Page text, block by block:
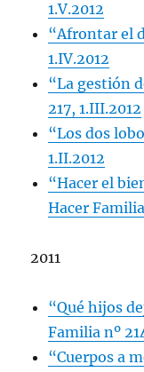
1.V.2012
“Afrontar el
1.IV.2012
“La gestión
217, 1.III.2012
“Los dos
1.II.2012
“Hacer el
Hacer
2011
“Qué hijos
Familia nº
“Cuerpos a